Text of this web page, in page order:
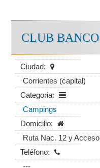
CLUB
Ciudad:
Corrientes (capital)
Categoria:
Campings
Domicilio:
Ruta Nac. 12 y
Teléfono:
---